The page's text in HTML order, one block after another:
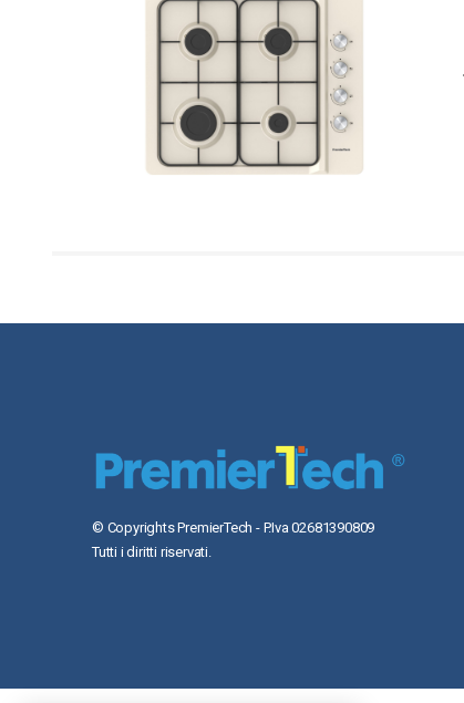
© Copyrights PremierTech - P.Iva 02681390809
Tutti i diritti riservati.